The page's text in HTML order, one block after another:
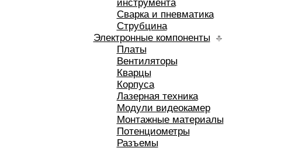
инструмента
Сварка и пневматика
Струбцина
Электронные компоненты
Платы
Вентиляторы
Кварцы
Корпуса
Лазерная техника
Модули видеокамер
Монтажные материалы
Потенциометры
Разъемы